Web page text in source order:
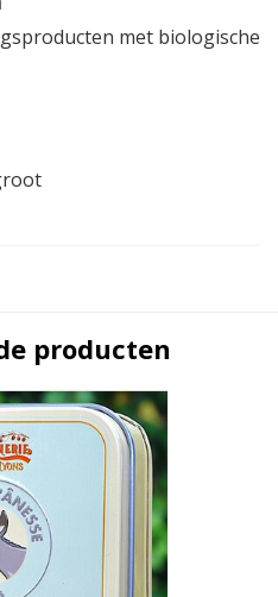
met biologische
producten